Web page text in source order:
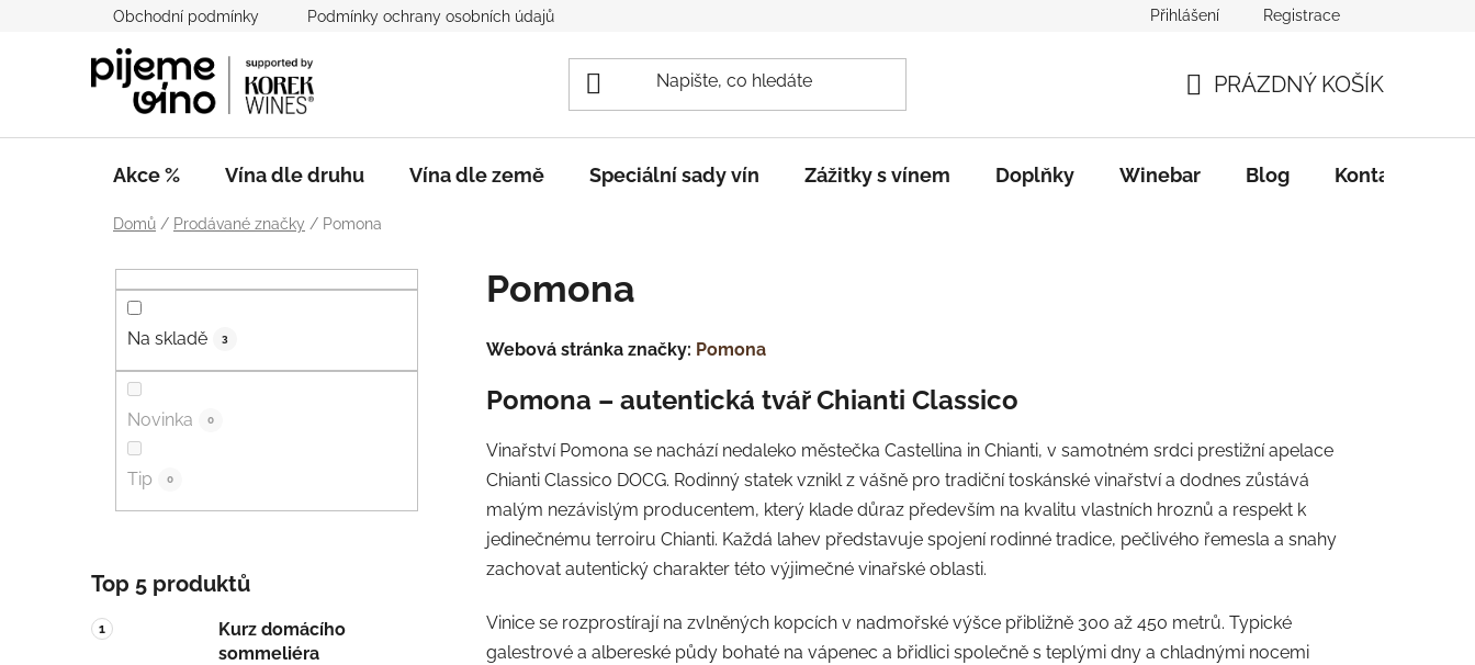
Obchodní podmínky Podmínky ochrany osobních údajů Přihlášení Registrace
KOŠÍK
PRÁZDNÝ KOŠÍK
Akce % Vína dle druhu Vína dle země Speciální sady vín Zážitky s vínem Doplňky Winebar Blog Kontakty
Domů / Prodávané značky / Pomona
n
e
l
Na skladě 3
Novinka 0
Tip 0
Top 5 produktů
Kurz domácího
sommeliéra
Pomona
Webová stránka značky: Pomona
Pomona – autentická tvář Chianti Classico
Vinařství Pomona se nachází nedaleko městečka Castellina in Chianti, v samotném srdci prestižní apelace
Chianti Classico DOCG. Rodinný statek vznikl z vášně pro tradiční toskánské vinařství a dodnes zůstává
malým nezávislým producentem, který klade důraz především na kvalitu vlastních hroznů a respekt k
jedinečnému terroiru Chianti. Každá lahev představuje spojení rodinné tradice, pečlivého řemesla a snahy
zachovat autentický charakter této výjimečné vinařské oblasti.
Vinice se rozprostírají na zvlněných kopcích v nadmořské výšce přibližně 300 až 450 metrů. Typické
galestrové a albereské půdy bohaté na vápenec a břidlici společně s teplými dny a chladnými nocemi